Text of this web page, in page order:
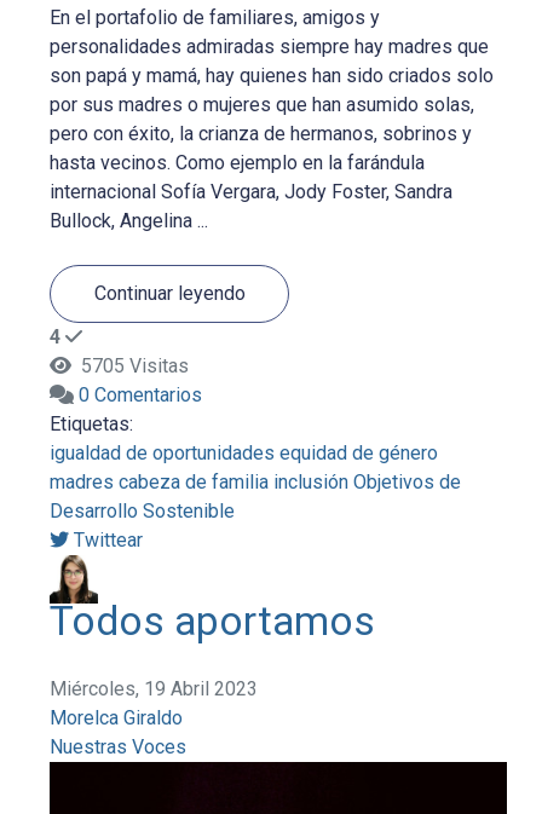
En el portafolio de familiares, amigos y
personalidades admiradas siempre hay madres que
son papá y mamá, hay quienes han sido criados solo
por sus madres o mujeres que han asumido solas,
pero con éxito, la crianza de hermanos, sobrinos y
hasta vecinos. Como ejemplo en la farándula
internacional Sofía Vergara, Jody Foster, Sandra
Bullock, Angelina ...
Continuar leyendo
4
5705 Visitas
0 Comentarios
Etiquetas:
igualdad de oportunidades equidad de género
madres cabeza de familia inclusión Objetivos de
Desarrollo Sostenible
Twittear
Todos aportamos
Miércoles, 19 Abril 2023
Morelca Giraldo
Nuestras Voces